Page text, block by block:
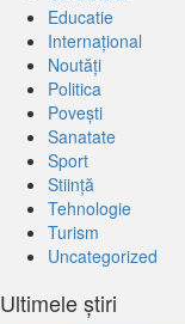
Educatie
Internațional
Noutăți
Politica
Povești
Sanatate
Sport
Stiință
Tehnologie
Turism
Uncategorized
Ultimele știri